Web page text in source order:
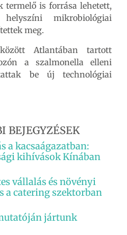
termelő is forrása lehetett,
mikrobiológiai
meg.
Atlantában tartott
a szalmonella elleni
be új technológiai
BEJEGYZÉSEK
a kacsaágazatban:
kihívások Kínában
vállalás és növényi
a catering szektorban
jártunk